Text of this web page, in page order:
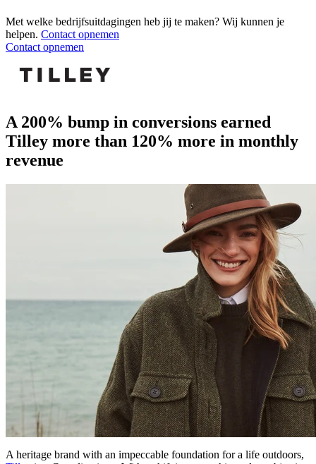
Met welke bedrijfsuitdagingen heb jij te maken? Wij kunnen je
helpen. Contact opnemen
Contact opnemen
A 200% bump in conversions earned
Tilley more than 120% more in monthly
revenue
A heritage brand with an impeccable foundation for a life outdoors,